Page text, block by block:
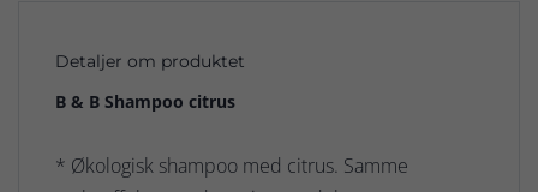
Detaljer om produktet
B & B Shampoo citrus
* Økologisk shampoo med citrus. Samme